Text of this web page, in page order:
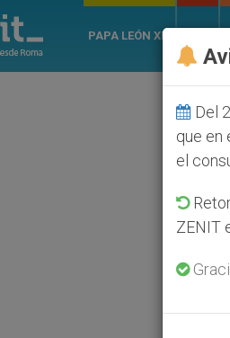
PAPA LEÓN XIV
Del
que en
el
ZENIT